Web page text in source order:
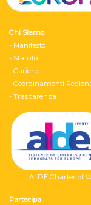
Chi Siamo
- Manifesto
- Statuto
- Cariche
- Coordinamenti
- Trasparenza
ALDE Charter of
Partecipa